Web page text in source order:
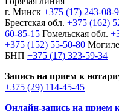
г. Минск +375 (17) 243-08-
Брестская обл. +375 (162)
60-85-15 Гомельская обл.
+375 (152) 55-50-80
БНП +375 (17) 323-59-34
Запись на прием к
+375 (29) 114-45-45
Онлайн-запись на прием